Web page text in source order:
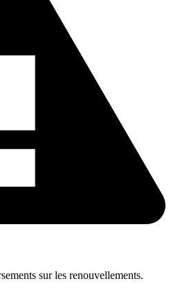
sur les renouvellements.